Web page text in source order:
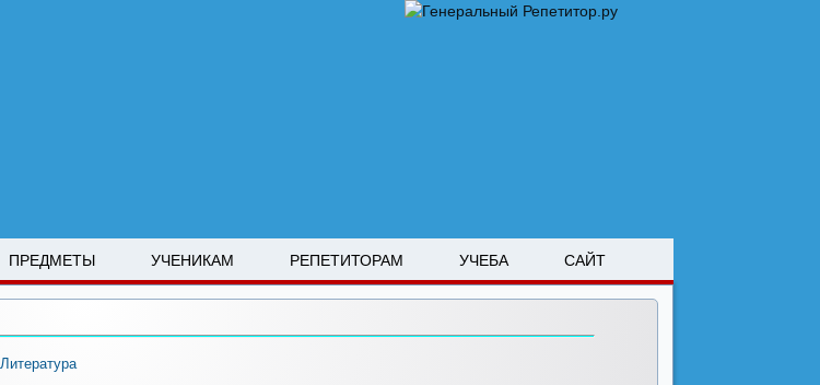
ПРЕДМЕТЫ УЧЕНИКАМ РЕПЕТИТОРАМ УЧЕБА САЙТ
Литература